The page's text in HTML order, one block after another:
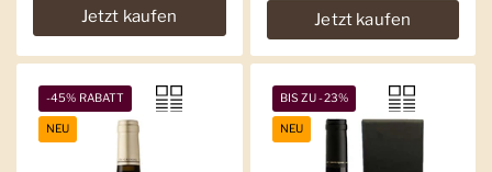
Jetzt kaufen Jetzt kaufen
-45% RABATT
NEU
BIS ZU -23%
NEU